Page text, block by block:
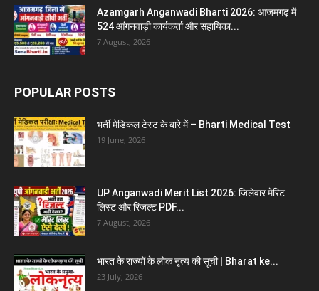
Azamgarh Anganwadi Bharti 2026: आजमगढ़ में
524 आंगनवाड़ी कार्यकर्ता और सहायिका...
7 August, 2026
POPULAR POSTS
भर्ती मेडिकल टेस्ट के बारे में – Bharti Medical Test
19 June, 2026
UP Anganwadi Merit List 2026: जिलेवार मेरिट
लिस्ट और रिजल्ट PDF...
7 August, 2026
भारत के राज्यों के लोक नृत्य की सूची | Bharat ke...
23 July, 2026